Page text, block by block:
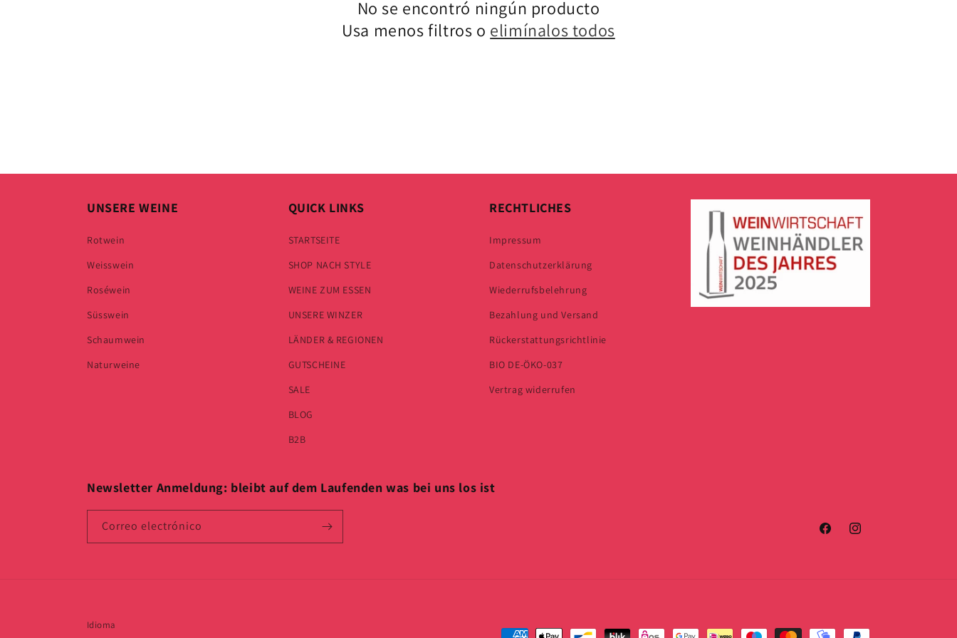
:
No se encontró ningún producto
Usa menos filtros o elimínalos todos
UNSERE WEINE
Rotwein
Weisswein
Roséwein
Süsswein
Schaumwein
Naturweine
QUICK LINKS
STARTSEITE
SHOP NACH STYLE
WEINE ZUM ESSEN
UNSERE WINZER
LÄNDER & REGIONEN
GUTSCHEINE
SALE
BLOG
B2B
RECHTLICHES
Impressum
Datenschutzerklärung
Wiederrufsbelehrung
Bezahlung und Versand
Rückerstattungsrichtlinie
BIO DE-ÖKO-037
Vertrag widerrufen
Newsletter Anmeldung: bleibt auf dem Laufenden was bei uns los ist
Correo electrónico
FacebookInstagram
Idioma